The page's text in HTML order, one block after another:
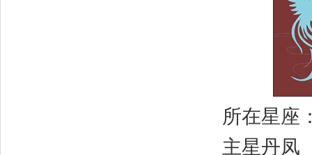
所在星座
主星丹凤